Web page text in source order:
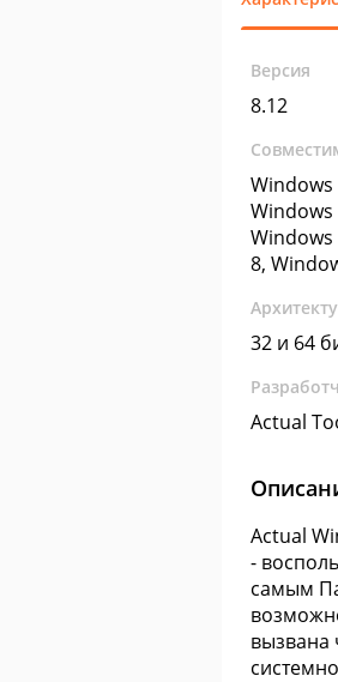
Версия
8.12
Windows
Windows
Windows
8,
32 и 64
Actual
Actual
-
самым
вызвана